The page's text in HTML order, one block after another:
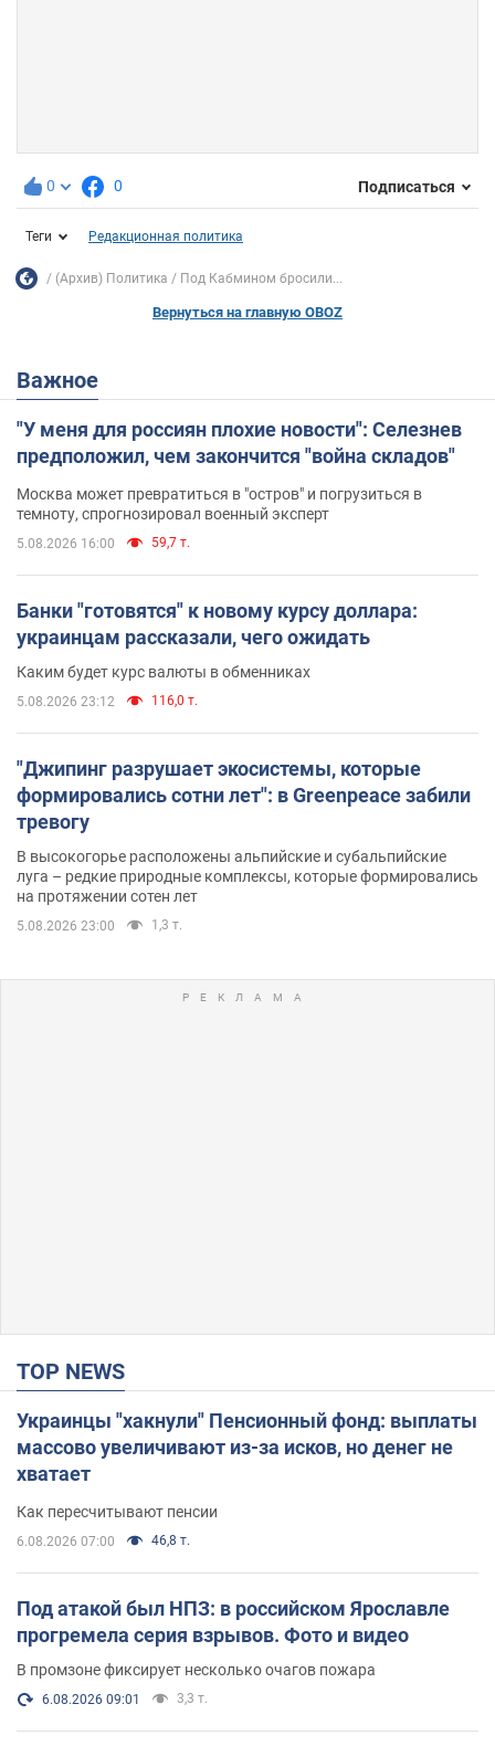
0 0 Подписаться
Теги Редакционная политика
(Архив) Политика Под Кабмином бросили...
Вернуться на главную OBOZ
Важное
"У меня для россиян плохие новости": Селезнев
предположил, чем закончится "война складов"
Москва может превратиться в "остров" и погрузиться в
темноту, спрогнозировал военный эксперт
5.08.2026 16:00 59,7 т.
Банки "готовятся" к новому курсу доллара:
украинцам рассказали, чего ожидать
Каким будет курс валюты в обменниках
5.08.2026 23:12 116,0 т.
"Джипинг разрушает экосистемы, которые
формировались сотни лет": в Greenpeace забили
тревогу
В высокогорье расположены альпийские и субальпийские
луга – редкие природные комплексы, которые формировались
на протяжении сотен лет
5.08.2026 23:00 1,3 т.
TOP NEWS
Украинцы "хакнули" Пенсионный фонд: выплаты
массово увеличивают из-за исков, но денег не
хватает
Как пересчитывают пенсии
6.08.2026 07:00 46,8 т.
Под атакой был НПЗ: в российском Ярославле
прогремела серия взрывов. Фото и видео
В промзоне фиксирует несколько очагов пожара
6.08.2026 09:01 3,3 т.